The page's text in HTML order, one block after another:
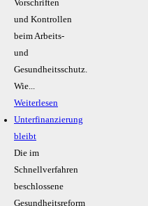
Vorschriften
und Kontrollen
beim Arbeits-
und
Gesundheitsschutz.
Wie...
Weiterlesen
Unterfinanzierung
bleibt
Die im
Schnellverfahren
beschlossene
Gesundheitsreform